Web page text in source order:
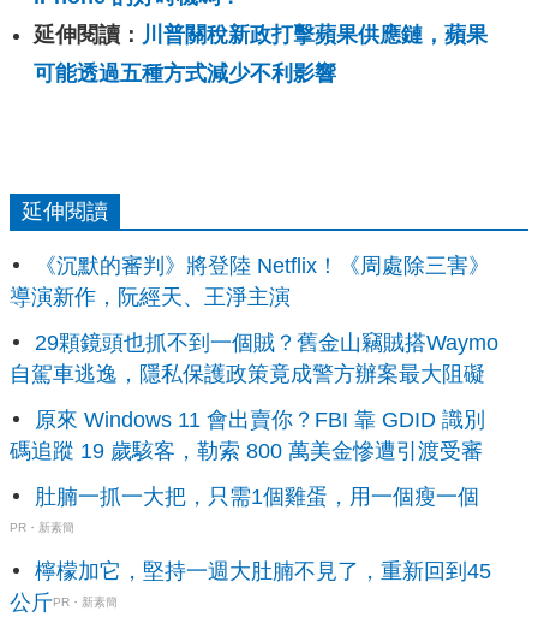
延伸閱讀： 川普關稅新政打擊蘋果供應鏈，蘋果
可能透過五種方式減少不利影響
延伸閱讀
《沉默的審判》將登陸 Netflix！《周處除三害》
導演新作，阮經天、王淨主演
29顆鏡頭也抓不到一個賊？舊金山竊賊搭Waymo
自駕車逃逸，隱私保護政策竟成警方辦案最大阻礙
原來 Windows 11 會出賣你？FBI 靠 GDID 識別
碼追蹤 19 歲駭客，勒索 800 萬美金慘遭引渡受審
肚腩一抓一大把，只需1個雞蛋，用一個瘦一個
PR・新素簡
檸檬加它，堅持一週大肚腩不見了，重新回到45
公斤PR・新素簡